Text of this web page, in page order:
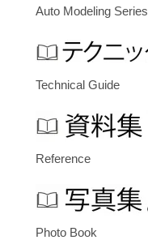
Auto Modeling Series
Technical Guide
Reference
Photo Book